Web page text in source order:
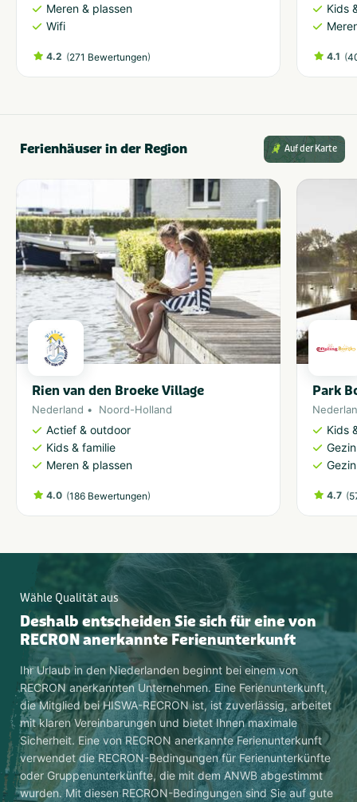
Meren & plassen
Wifi
4.2 (271 Bewertungen)
Kids
4.1 (
Ferienhäuser in der Region Auf der Karte
Rien van den Broeke Village
Nederland Noord-Holland
Actief & outdoor
Kids & familie
Meren & plassen
4.0 (186 Bewertungen)
Park
Kids
4.7 (
Wähle Qualität aus
Deshalb entscheiden Sie sich für eine von
RECRON anerkannte Ferienunterkunft
Ihr Urlaub in den Niederlanden beginnt bei einem von
RECRON anerkannten Unternehmen. Eine Ferienunterkunft,
die Mitglied bei HISWA-RECRON ist, ist zuverlässig, arbeitet
mit klaren Vereinbarungen und bietet Ihnen maximale
Sicherheit. Eine von RECRON anerkannte Ferienunterkunft
verwendet die RECRON-Bedingungen für Ferienunterkünfte
oder Gruppenunterkünfte, die mit dem ANWB abgestimmt
wurden. Mit diesen RECRON-Bedingungen sind Sie auf gute